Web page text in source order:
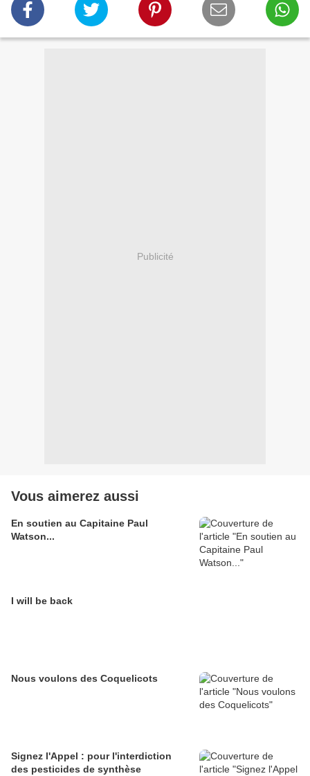
Publicité
Vous aimerez aussi
En soutien au Capitaine Paul
Watson...
I will be back
Nous voulons des Coquelicots
Signez l'Appel : pour l'interdiction
des pesticides de synthèse